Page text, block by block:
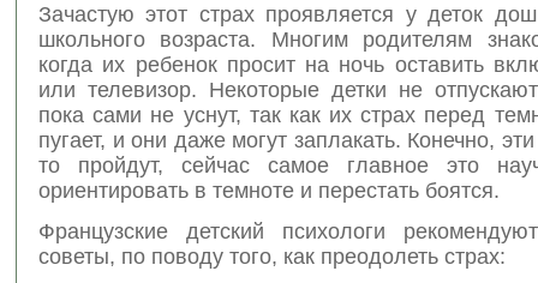
Зачастую этот страх проявляется у деток
школьного возраста. Многим родителям
когда их ребенок просит на ночь оставить
или телевизор. Некоторые детки не
пока сами не уснут, так как их страх перед
пугает, и они даже могут заплакать. Конечно,
то пройдут, сейчас самое главное это
ориентировать в темноте и перестать боятся.
Французские детский психологи
советы, по поводу того, как преодолеть страх: